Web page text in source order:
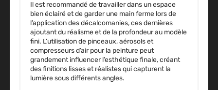
Il est recommandé de travailler dans un espace
bien éclairé et de garder une main ferme lors de
l’application des décalcomanies, ces dernières
ajoutant du réalisme et de la profondeur au modèle
fini. L’utilisation de pinceaux, aérosols et
compresseurs d’air pour la peinture peut
grandement influencer l’esthétique finale, créant
des finitions lisses et réalistes qui capturent la
lumière sous différents angles.